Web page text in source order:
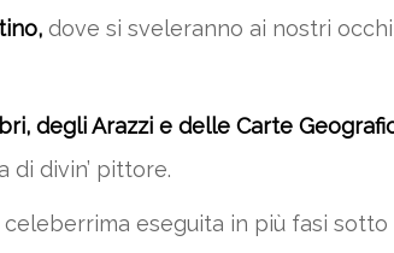
dove si sveleranno ai nostri
degli Arazzi e delle Carte
di divin’ pittore.
eseguita in più fasi